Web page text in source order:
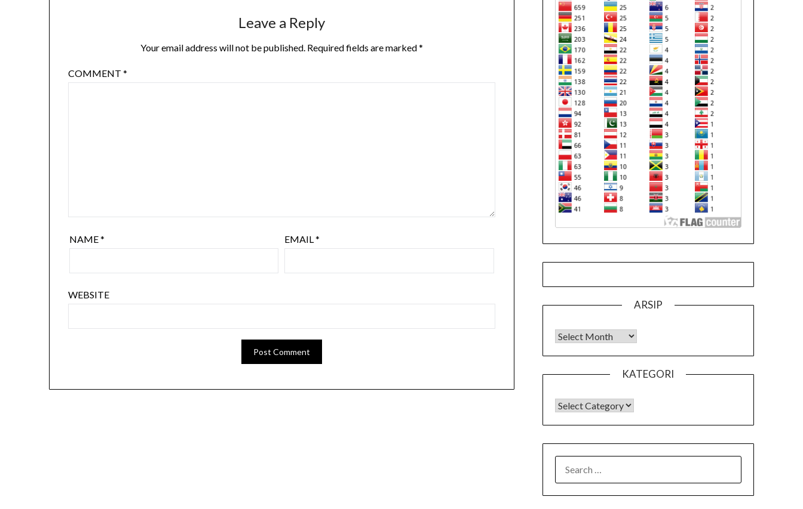
Leave a Reply
Your email address will not be published. Required fields are marked*
COMMENT*
NAME* EMAIL*
WEBSITE
ARSIP
Arsip
KATEGORI
KATEGORI
FOR: